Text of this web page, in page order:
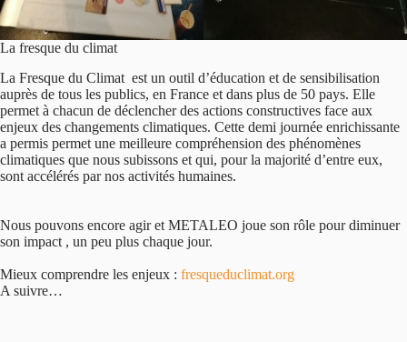
La fresque du climat
La Fresque du Climat est un outil d’éducation et de sensibilisation
auprès de tous les publics, en France et dans plus de 50 pays. Elle
permet à chacun de déclencher des actions constructives face aux
enjeux des changements climatiques. Cette demi journée enrichissante
a permis permet une meilleure compréhension des phénomènes
climatiques que nous subissons et qui, pour la majorité d’entre eux,
sont accélérés par nos activités humaines.
Nous pouvons encore agir et METALEO joue son rôle pour diminuer
son impact , un peu plus chaque jour.
Mieux comprendre les enjeux : fresqueduclimat.org
A suivre…